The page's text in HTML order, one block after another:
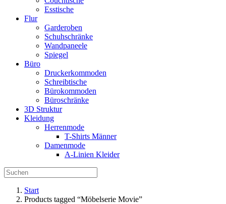
Esstische
Flur
Garderoben
Schuhschränke
Wandpaneele
Spiegel
Büro
Druckerkommoden
Schreibtische
Bürokommoden
Büroschränke
3D Struktur
Kleidung
Herrenmode
T-Shirts Männer
Damenmode
A-Linien Kleider
Start
Products tagged “Möbelserie Movie”